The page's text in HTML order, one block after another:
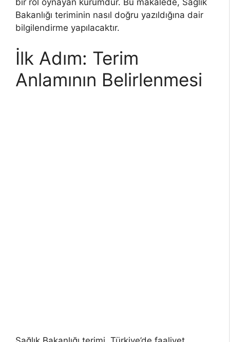
Bakanlığı teriminin nasıl doğru yazıldığına dair
bilgilendirme yapılacaktır.
İlk Adım: Terim
Anlamının Belirlenmesi